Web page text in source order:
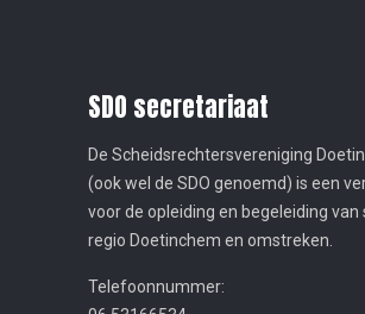
SDO secretariaat
De Scheidsrechtersvereniging
(ook wel de SDO genoemd) is een
voor de opleiding en begeleiding
regio Doetinchem en omstreken.
Telefoonnummer: